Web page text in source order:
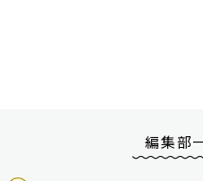
編集部